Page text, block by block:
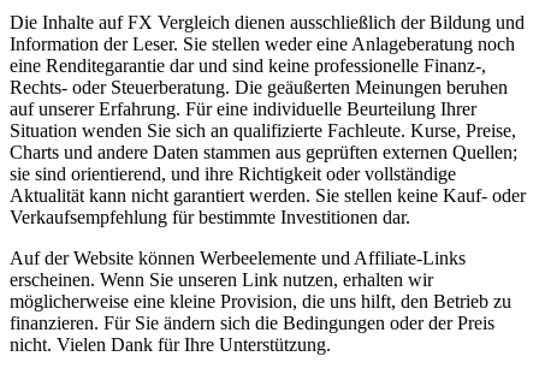
Die Inhalte auf FX Vergleich dienen ausschließlich der Bildung und
Information der Leser. Sie stellen weder eine Anlageberatung noch
eine Renditegarantie dar und sind keine professionelle Finanz-,
Rechts- oder Steuerberatung. Die geäußerten Meinungen beruhen
auf unserer Erfahrung. Für eine individuelle Beurteilung Ihrer
Situation wenden Sie sich an qualifizierte Fachleute. Kurse, Preise,
Charts und andere Daten stammen aus geprüften externen Quellen;
sie sind orientierend, und ihre Richtigkeit oder vollständige
Aktualität kann nicht garantiert werden. Sie stellen keine Kauf- oder
Verkaufsempfehlung für bestimmte Investitionen dar.
Auf der Website können Werbeelemente und Affiliate-Links
erscheinen. Wenn Sie unseren Link nutzen, erhalten wir
möglicherweise eine kleine Provision, die uns hilft, den Betrieb zu
finanzieren. Für Sie ändern sich die Bedingungen oder der Preis
nicht. Vielen Dank für Ihre Unterstützung.